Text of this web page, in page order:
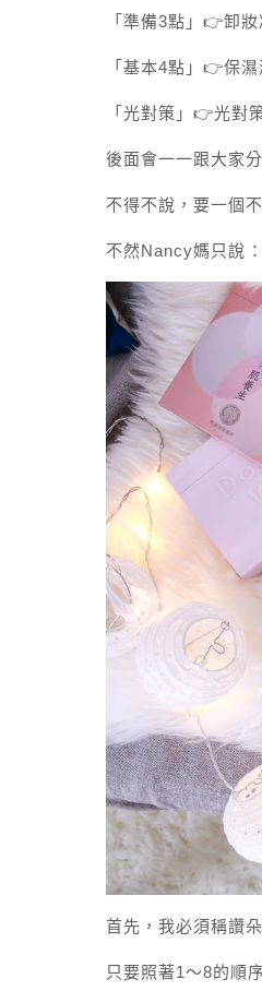
「準備3點」👉卸
「基本4點」👉保
「光對策」👉光對
後面會一一跟大家
不得不說，要一個
不然Nancy媽只說
首先，我必須稱讚
只要照著1～8的順